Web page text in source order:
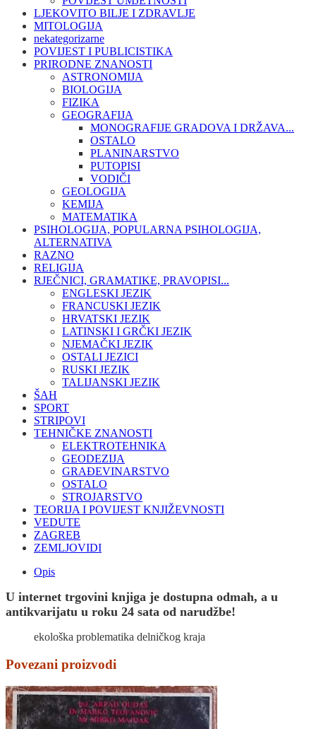
LJEKOVITO BILJE I ZDRAVLJE
MITOLOGIJA
nekategorizarne
POVIJEST I PUBLICISTIKA
PRIRODNE ZNANOSTI
ASTRONOMIJA
BIOLOGIJA
FIZIKA
GEOGRAFIJA
MONOGRAFIJE GRADOVA I DRŽAVA...
OSTALO
PLANINARSTVO
PUTOPISI
VODIČI
GEOLOGIJA
KEMIJA
MATEMATIKA
PSIHOLOGIJA, POPULARNA PSIHOLOGIJA,
ALTERNATIVA
RAZNO
RELIGIJA
RJEČNICI, GRAMATIKE, PRAVOPISI...
ENGLESKI JEZIK
FRANCUSKI JEZIK
HRVATSKI JEZIK
LATINSKI I GRČKI JEZIK
NJEMAČKI JEZIK
OSTALI JEZICI
RUSKI JEZIK
TALIJANSKI JEZIK
ŠAH
SPORT
STRIPOVI
TEHNIČKE ZNANOSTI
ELEKTROTEHNIKA
GEODEZIJA
GRAĐEVINARSTVO
OSTALO
STROJARSTVO
TEORIJA I POVIJEST KNJIŽEVNOSTI
VEDUTE
ZAGREB
ZEMLJOVIDI
Opis
U internet trgovini knjiga je dostupna odmah, a u
antikvarijatu u roku 24 sata od narudžbe!
ekološka problematika delničkog kraja
Povezani proizvodi